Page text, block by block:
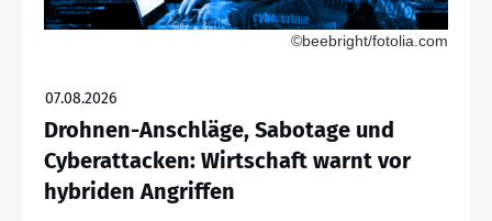
©beebright/fotolia.com
07.08.2026
Drohnen-Anschläge, Sabotage und
Cyberattacken: Wirtschaft warnt vor
hybriden Angriffen